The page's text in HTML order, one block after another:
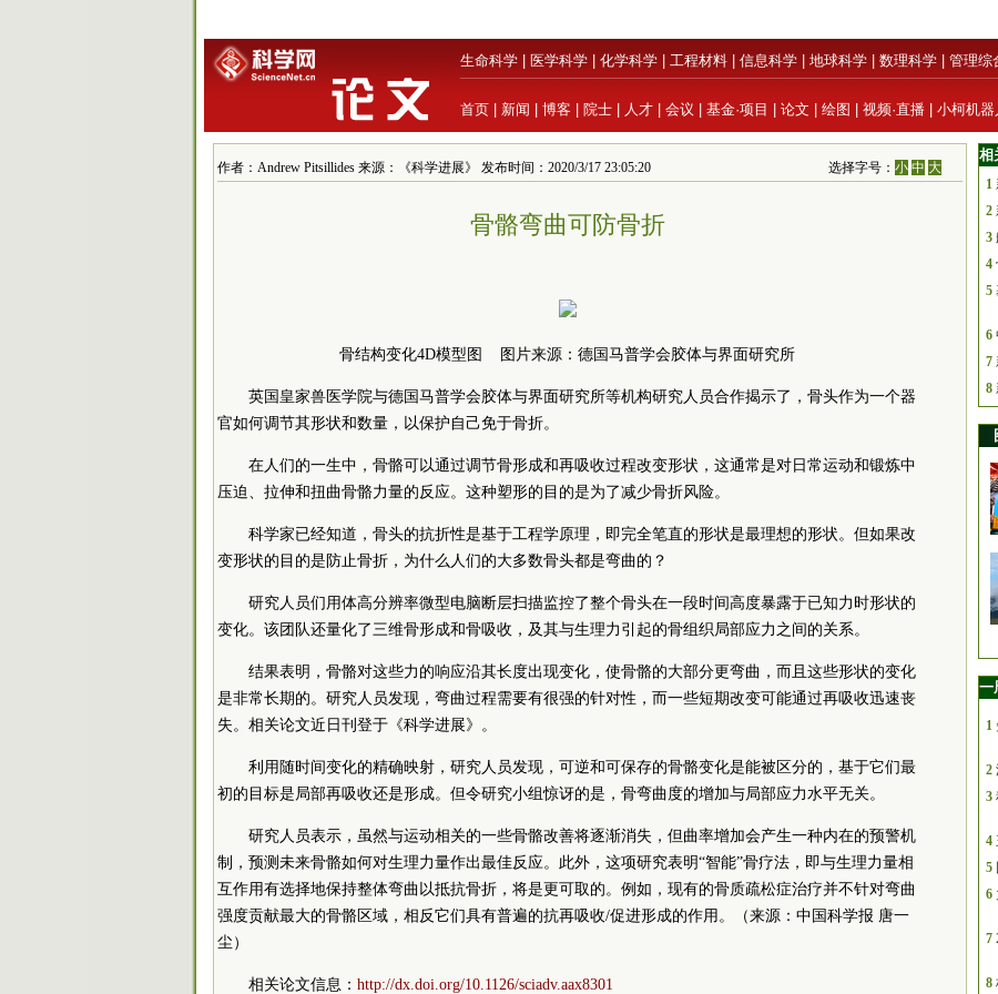
生命科学 医学科学 化学科学 工程材料 信息科学 地球科学 数理科学 管理综
首页 新闻 博客 院士 人才 会议 基金·项目 论文 绘图 视频·直播 小柯机器
作者：Andrew Pitsillides 来源：《科学进展》 发布时间：2020/3/17 23:05:20 选择字号：小 中 大
骨骼弯曲可防骨折
骨结构变化4D模型图 图片来源：德国马普学会胶体与界面研究所
英国皇家兽医学院与德国马普学会胶体与界面研究所等机构研究人员合作揭示了，骨头作为一个器
官如何调节其形状和数量，以保护自己免于骨折。
在人们的一生中，骨骼可以通过调节骨形成和再吸收过程改变形状，这通常是对日常运动和锻炼中
压迫、拉伸和扭曲骨骼力量的反应。这种塑形的目的是为了减少骨折风险。
科学家已经知道，骨头的抗折性是基于工程学原理，即完全笔直的形状是最理想的形状。但如果改
变形状的目的是防止骨折，为什么人们的大多数骨头都是弯曲的？
研究人员们用体高分辨率微型电脑断层扫描监控了整个骨头在一段时间高度暴露于已知力时形状的
变化。该团队还量化了三维骨形成和骨吸收，及其与生理力引起的骨组织局部应力之间的关系。
结果表明，骨骼对这些力的响应沿其长度出现变化，使骨骼的大部分更弯曲，而且这些形状的变化
是非常长期的。研究人员发现，弯曲过程需要有很强的针对性，而一些短期改变可能通过再吸收迅速丧
失。相关论文近日刊登于《科学进展》。
利用随时间变化的精确映射，研究人员发现，可逆和可保存的骨骼变化是能被区分的，基于它们最
初的目标是局部再吸收还是形成。但令研究小组惊讶的是，骨弯曲度的增加与局部应力水平无关。
研究人员表示，虽然与运动相关的一些骨骼改善将逐渐消失，但曲率增加会产生一种内在的预警机
制，预测未来骨骼如何对生理力量作出最佳反应。此外，这项研究表明“智能”骨疗法，即与生理力量相
互作用有选择地保持整体弯曲以抵抗骨折，将是更可取的。例如，现有的骨质疏松症治疗并不针对弯曲
强度贡献最大的骨骼区域，相反它们具有普遍的抗再吸收/促进形成的作用。（来源：中国科学报 唐一
尘）
相关论文信息： http://dx.doi.org/10.1126/sciadv.aax8301
相
1
2
3
4
5
6
7
8
一
1
2
3
4
5
6
7
8